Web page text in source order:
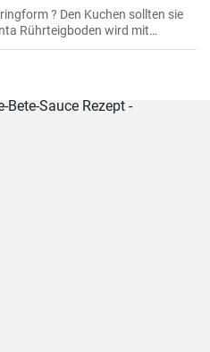
? Den Kuchen sollten sie
Rührteigboden wird mit
Füllung belegt. Fruchtig ,